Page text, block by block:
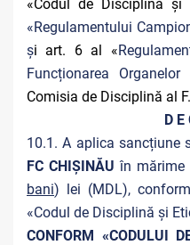
«Codul de Disciplină
«Regulamentului
și art. 6 al «
Funcționarea
Comisia de Disciplină al
D E
10.1. A aplica sancțiune
FC CHIȘINĂU în mărime
bani) lei (MDL),
«Codul de Disciplină și
CONFORM «CODULUI